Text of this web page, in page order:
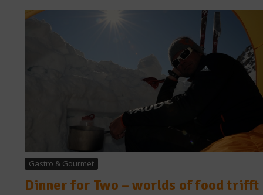
Gastro & Gourmet
Dinner for Two – worlds of food trifft